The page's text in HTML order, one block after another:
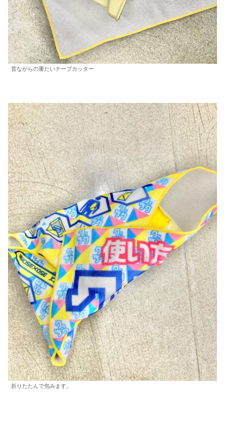
昔ながらの重たいテープカッター
折りたたんで包みます。